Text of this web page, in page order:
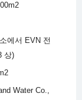
에서 EVN 전
상)
Water Co.,